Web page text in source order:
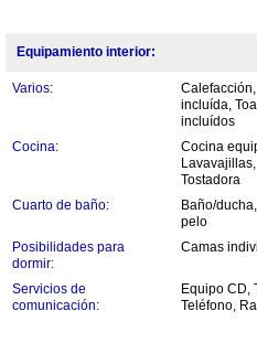
Equipamiento interior:
Varios:
incluída,
incluídos
Cocina:
Cocina
Tostadora
Cuarto de baño:
Baño/
pelo
Posibilidades para
dormir:
Camas
Servicios de
comunicación:
Equipo CD,
Teléfono,